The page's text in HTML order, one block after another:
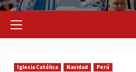
Menu
Iglesia Católica Navidad Perú